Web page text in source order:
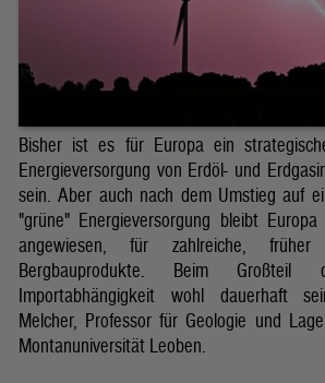
Bisher ist es für Europa ein
Energieversorgung von Erdöl- und
sein. Aber auch nach dem Umstieg auf
"grüne" Energieversorgung bleibt
angewiesen, für zahlreiche,
Bergbauprodukte. Beim
Importabhängigkeit wohl dauerhaft
Melcher, Professor für Geologie und
Montanuniversität Leoben.